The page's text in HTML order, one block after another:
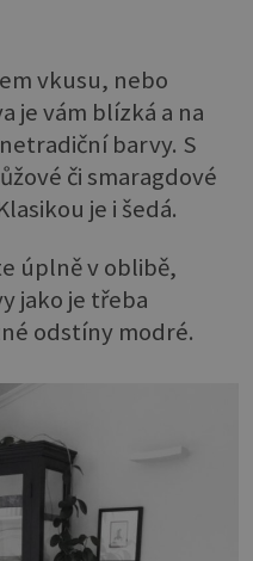
vkusu, nebo
je vám blízká a na
barvy. S
či smaragdové
je i šedá.
úplně v oblibě,
jako je třeba
odstíny modré.